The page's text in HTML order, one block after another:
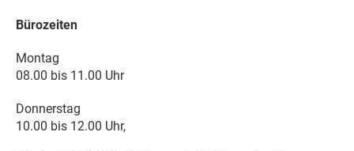
Bürozeiten
Montag
08.00 bis 11.00 Uhr
Donnerstag
10.00 bis 12.00 Uhr,